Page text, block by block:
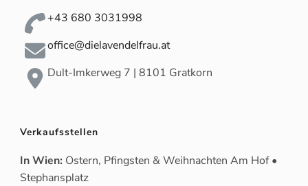
+43 680 3031998
office@dielavendelfrau.at
Dult-Imkerweg 7 | 8101 Gratkorn
Verkaufsstellen
In Wien: Ostern, Pfingsten & Weihnachten Am Hof •
Stephansplatz